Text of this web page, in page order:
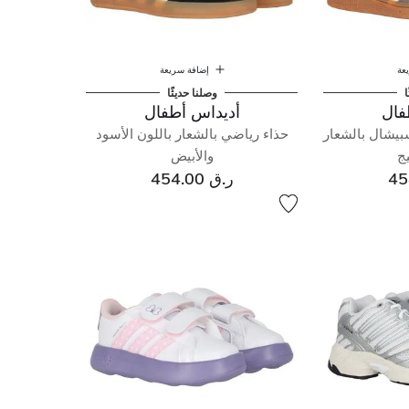
بالشعار
إضافة سريعة
وصلنا حديثًا
أديداس أطفال
حذاء رياضي بالشعار باللون الأسود
والأبيض
ر.ق 454.00